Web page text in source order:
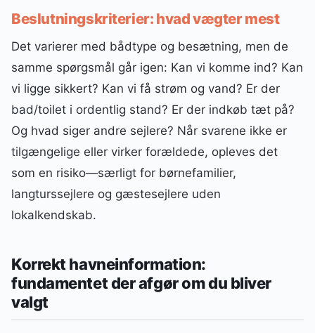
Beslutningskriterier: hvad vægter mest
Det varierer med bådtype og besætning, men de
samme spørgsmål går igen: Kan vi komme ind? Kan
vi ligge sikkert? Kan vi få strøm og vand? Er der
bad/toilet i ordentlig stand? Er der indkøb tæt på?
Og hvad siger andre sejlere? Når svarene ikke er
tilgængelige eller virker forældede, opleves det
som en risiko—særligt for børnefamilier,
langturssejlere og gæstesejlere uden
lokalkendskab.
Korrekt havneinformation:
fundamentet der afgør om du bliver
valgt